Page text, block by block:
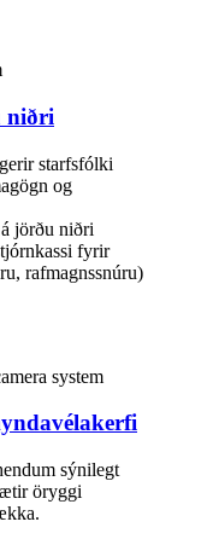
niðri
starfsfólki
og
jörðu niðri
fyrir
rafmagnssnúru)
sýnilegt
öryggi